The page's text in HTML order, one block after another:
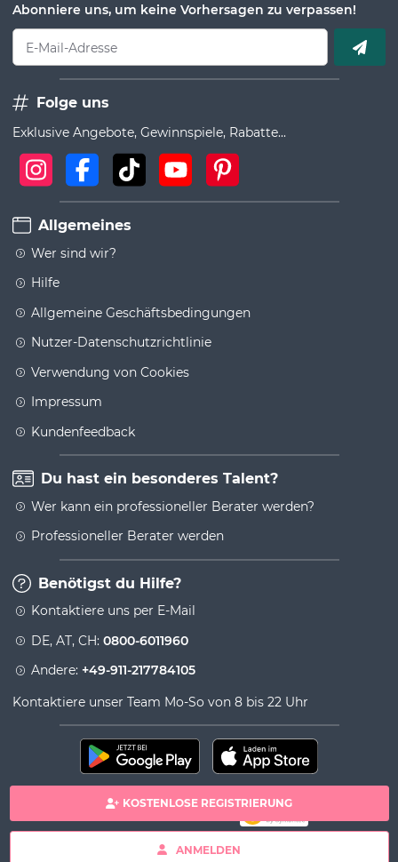
KOSTENLOSE REGISTRIERUNG
ANMELDEN
Abonniere uns, um keine Vorhersagen zu verpassen!
E-Mail-Adresse
Folge uns
Exklusive Angebote, Gewinnspiele, Rabatte...
Allgemeines
Wer sind wir?
Hilfe
Allgemeine Geschäftsbedingungen
Nutzer-Datenschutzrichtlinie
Verwendung von Cookies
Impressum
Kundenfeedback
Du hast ein besonderes Talent?
Wer kann ein professioneller Berater werden?
Professioneller Berater werden
Benötigst du Hilfe?
Kontaktiere uns per E-Mail
DE, AT, CH: 0800-6011960
Andere: +49-911-217784105
Kontaktiere unser Team Mo-So von 8 bis 22 Uhr
100% sichere Zahlung
Copyright& copy 2026 Viversum - Powered by Ingenio